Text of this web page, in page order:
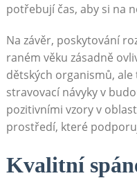
potřebují čas, aby si na
Na závěr, poskytování
raném věku zásadně
dětských organismů,
stravovací návyky v
pozitivními vzory v
prostředí, které
Kvalitní